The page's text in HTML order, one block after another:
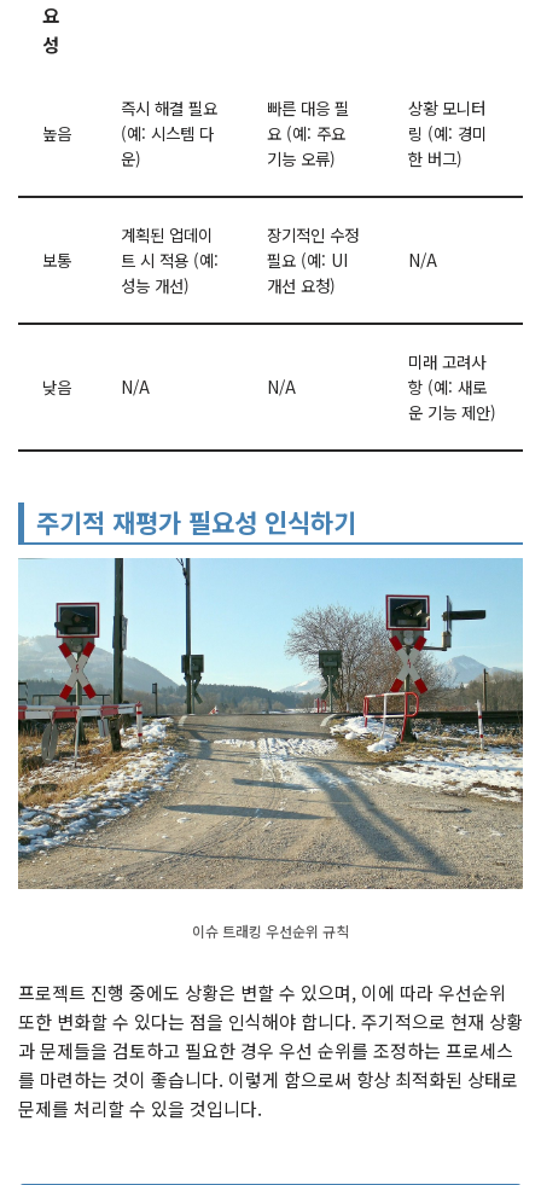
요
성
높음
즉시 해결 필요
(예: 시스템 다
운)
빠른 대응 필
요 (예: 주요
기능 오류)
상황 모니터
링 (예: 경미
한 버그)
보통
계획된 업데이
트 시 적용 (예:
성능 개선)
장기적인 수정
필요 (예: UI
개선 요청)
N/A
낮음 N/A N/A
미래 고려사
항 (예: 새로
운 기능 제안)
주기적 재평가 필요성 인식하기
이슈 트래킹 우선순위 규칙
프로젝트 진행 중에도 상황은 변할 수 있으며, 이에 따라 우선순위
또한 변화할 수 있다는 점을 인식해야 합니다. 주기적으로 현재 상황
과 문제들을 검토하고 필요한 경우 우선 순위를 조정하는 프로세스
를 마련하는 것이 좋습니다. 이렇게 함으로써 항상 최적화된 상태로
문제를 처리할 수 있을 것입니다.